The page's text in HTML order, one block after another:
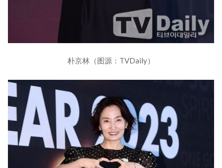
朴京林（图源：TVDaily）